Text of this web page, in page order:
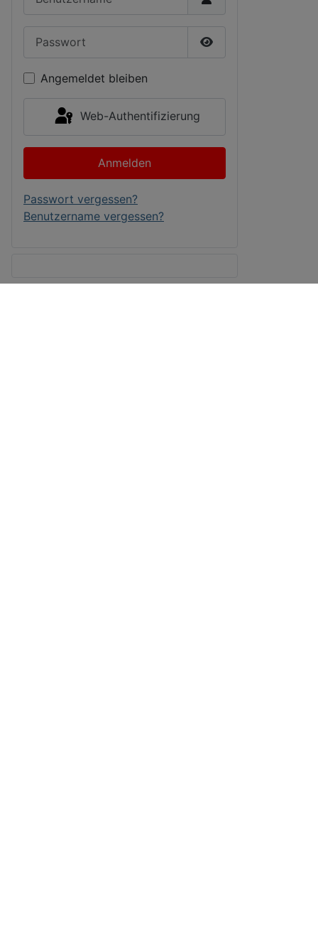
Passwort anzeigen
Angemeldet bleiben
Web-Authentifizierung
Anmelden
Passwort vergessen?
Benutzername vergessen?